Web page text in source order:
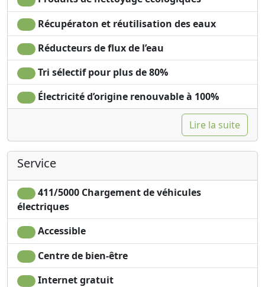
emprunter. la voiture. Qu'attendez-vous pour venir ? !
Récupératon et réutilisation des eaux
Réducteurs de flux de l’eau
Tri sélectif pour plus de 80%
Électricité d’origine renouvable à 100%
Lire la suite
Service
411/5000 Chargement de véhicules
électriques
Accessible
Centre de bien-être
Internet gratuit